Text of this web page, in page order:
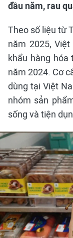
đầu năm, rau
Theo số liệu từ
năm 2025,
khẩu hàng hóa
năm 2024. Cơ
dùng tại Việt
nhóm sản
sống và tiện